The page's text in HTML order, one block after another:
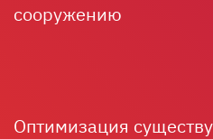
сооружению
Оптимизация